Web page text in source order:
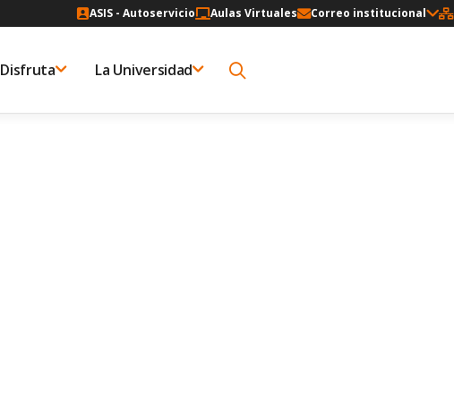
ASIS - Autoservicio Aulas Virtuales Correo institucional
Disfruta La Universidad